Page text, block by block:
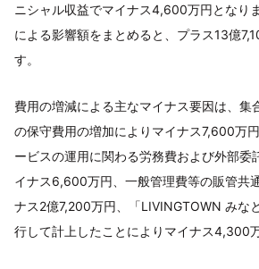
ニシャル収益でマイナス4,600万円となり
による影響額をまとめると、プラス13億
す。
費用の増減による主なマイナス要因は、集
の保守費用の増加によりマイナス7,600万
ービスの運用に関わる労務費および外部委
イナス6,600万円、一般管理費等の販管共
ナス2億7,200万円、「LIVINGTOWN みな
行して計上したことによりマイナス4,300